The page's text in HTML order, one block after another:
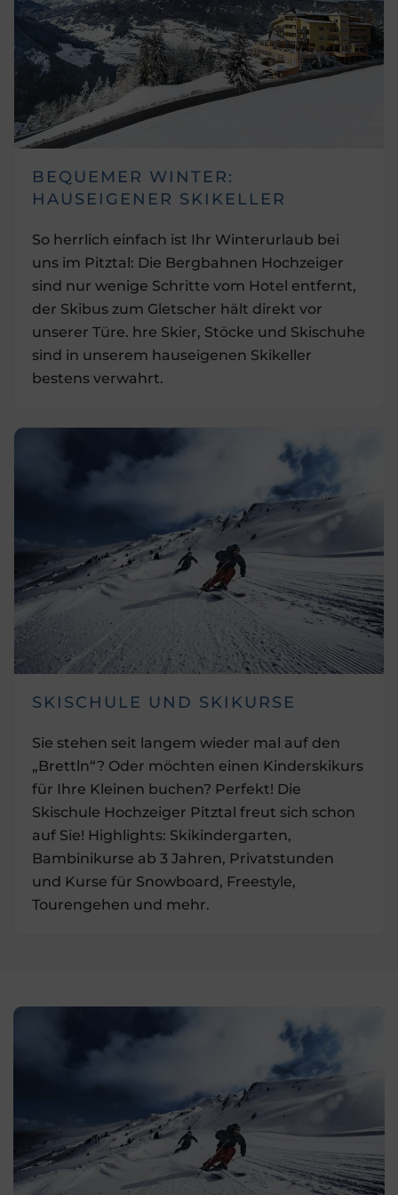
BEQUEMER WINTER:
HAUSEIGENER SKIKELLER
So herrlich einfach ist Ihr Winterurlaub bei
uns im Pitztal: Die Bergbahnen Hochzeiger
sind nur wenige Schritte vom Hotel entfernt,
der Skibus zum Gletscher hält direkt vor
unserer Türe. hre Skier, Stöcke und Skischuhe
sind in unserem hauseigenen Skikeller
bestens verwahrt.
SKISCHULE UND SKIKURSE
Sie stehen seit langem wieder mal auf den
„Brettln“? Oder möchten einen Kinderskikurs
für Ihre Kleinen buchen? Perfekt! Die
Skischule Hochzeiger Pitztal freut sich schon
auf Sie! Highlights: Skikindergarten,
Bambinikurse ab 3 Jahren, Privatstunden
und Kurse für Snowboard, Freestyle,
Tourengehen und mehr.